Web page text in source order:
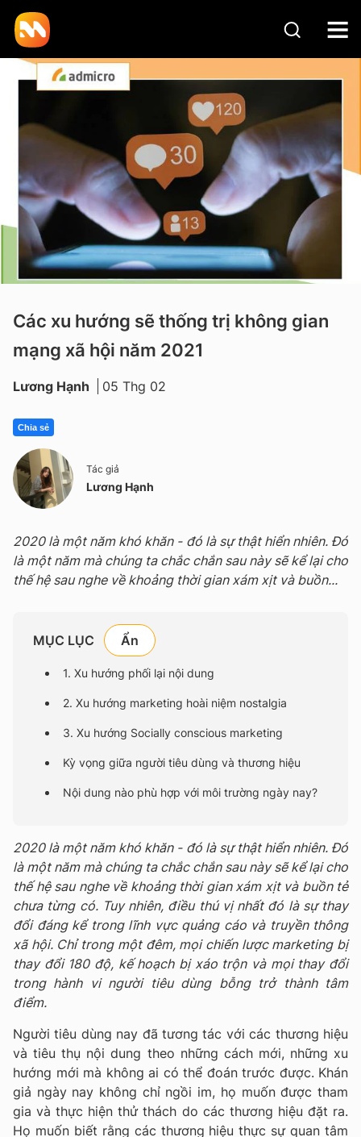
Các xu hướng sẽ thống trị không gian
mạng xã hội năm 2021
Lương Hạnh 05 Thg 02
Chia sẻ
Tác giả
Lương Hạnh
2020 là một năm khó khăn - đó là sự thật hiển nhiên. Đó
là một năm mà chúng ta chắc chắn sau này sẽ kể lại cho
thế hệ sau nghe về khoảng thời gian xám xịt và buồn...
MỤC LỤC
1. Xu hướng phối lại nội dung
2. Xu hướng marketing hoài niệm nostalgia
3. Xu hướng Socially conscious marketing
Kỳ vọng giữa người tiêu dùng và thương hiệu
Nội dung nào phù hợp với môi trường ngày nay?
2020 là một năm khó khăn - đó là sự thật hiển nhiên. Đó
là một năm mà chúng ta chắc chắn sau này sẽ kể lại cho
thế hệ sau nghe về khoảng thời gian xám xịt và buồn tẻ
chưa từng có. Tuy nhiên, điều thú vị nhất đó là sự thay
đổi đáng kể trong lĩnh vực quảng cáo và truyền thông
xã hội. Chỉ trong một đêm, mọi chiến lược marketing bị
thay đổi 180 độ, kế hoạch bị xáo trộn và mọi thay đổi
trong hành vi người tiêu dùng bỗng trở thành tâm
điểm.
Người tiêu dùng nay đã tương tác với các thương hiệu
và tiêu thụ nội dung theo những cách mới, những xu
hướng mới mà không ai có thể đoán trước được. Khán
giả ngày nay không chỉ ngồi im, họ muốn được tham
gia và thực hiện thử thách do các thương hiệu đặt ra.
Họ muốn biết rằng các thương hiệu thực sự quan tâm